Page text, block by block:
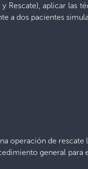
Rescate), aplicar las
a dos pacientes
operación de
general para